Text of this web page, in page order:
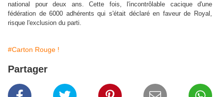
national pour deux ans. Cette fois, l'incontrôlable cacique d'une
fédération de 6000 adhérents qui s'était déclaré en faveur de Royal,
risque l'exclusion du parti.
#Carton Rouge !
Partager